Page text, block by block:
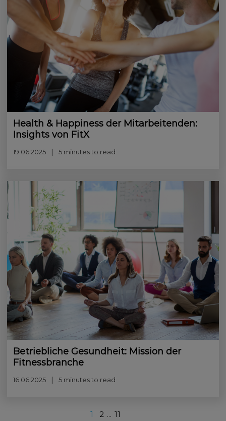
Health & Happiness der Mitarbeitenden:
Insights von FitX
19.06.2025 5 minutes to read
Betriebliche Gesundheit: Mission der
Fitnessbranche
16.06.2025 5 minutes to read
1 2 ... 11